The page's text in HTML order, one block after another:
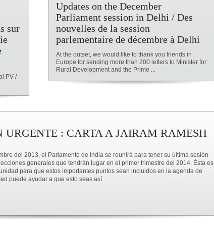
sur
PV /
Updates on the December
Parliament session in Delhi / Des
nouvelles de la session
parlementaire de décembre à Delhi
At the outset, we would like to thank you friends in
Europe for sending more than 200 letters to Minister for
Rural Development and the Prime ...
URGENTE : CARTA A JAIRAM RAMESH
del 2013, el Parlamento de India se reunirá para tener su última sesión
generales que tendrán lugar en el primer trimestre del 2014. Ésta es
para que estos importantes puntos sean incluidos en la agenda de
puede ayudar a que esto seas así